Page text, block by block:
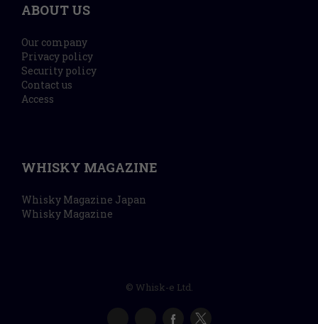
ABOUT US
Our company
Privacy policy
Security policy
Contact us
Access
WHISKY MAGAZINE
Whisky Magazine Japan
Whisky Magazine
© Whisk-e Ltd.